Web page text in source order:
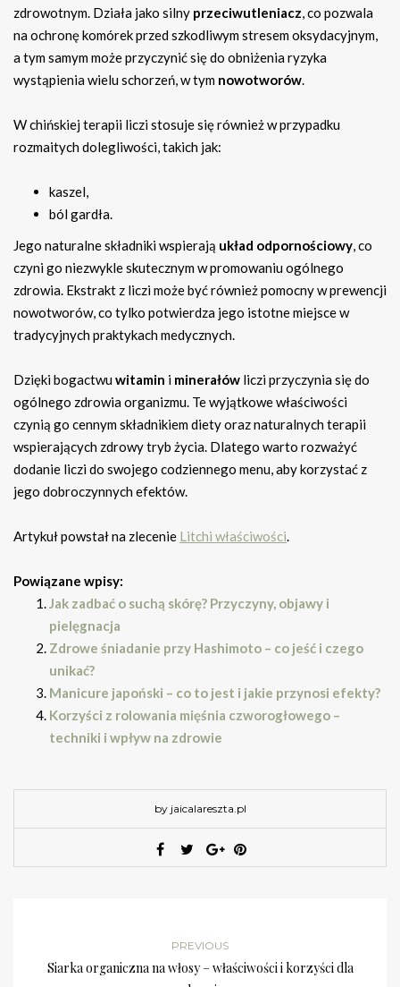
zdrowotnym. Działa jako silny przeciwutleniacz, co pozwala
na ochronę komórek przed szkodliwym stresem oksydacyjnym,
a tym samym może przyczynić się do obniżenia ryzyka
wystąpienia wielu schorzeń, w tym nowotworów.
W chińskiej terapii liczi stosuje się również w przypadku
rozmaitych dolegliwości, takich jak:
kaszel,
ból gardła.
Jego naturalne składniki wspierają układ odpornościowy, co
czyni go niezwykle skutecznym w promowaniu ogólnego
zdrowia. Ekstrakt z liczi może być również pomocny w prewencji
nowotworów, co tylko potwierdza jego istotne miejsce w
tradycyjnych praktykach medycznych.
Dzięki bogactwuwitamin i minerałów liczi przyczynia się do
ogólnego zdrowia organizmu. Te wyjątkowe właściwości
czynią go cennym składnikiem diety oraz naturalnych terapii
wspierających zdrowy tryb życia. Dlatego warto rozważyć
dodanie liczi do swojego codziennego menu, aby korzystać z
jego dobroczynnych efektów.
Artykuł powstał na zlecenie Litchi właściwości.
Powiązane wpisy:
Jak zadbać o suchą skórę? Przyczyny, objawy i
pielęgnacja
Zdrowe śniadanie przy Hashimoto – co jeść i czego
unikać?
Manicure japoński – co to jest i jakie przynosi efekty?
Korzyści z rolowania mięśnia czworogłowego –
techniki i wpływ na zdrowie
by jaicalareszta.pl
PREVIOUS
Siarka organiczna na włosy – właściwości i korzyści dla